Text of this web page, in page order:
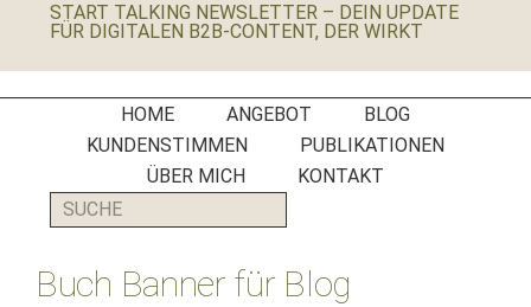
B2B-
Social
Media
Manager
PR-
Agenturen
START TALKING NEWSLETTER – DEIN UPDATE
FÜR DIGITALEN B2B-CONTENT, DER WIRKT
HOME ANGEBOT
BLOG
KUNDENSTIMMEN
PUBLIKATIONEN
ÜBER MICH
KONTAKT
SUCHE
Buch Banner für Blog